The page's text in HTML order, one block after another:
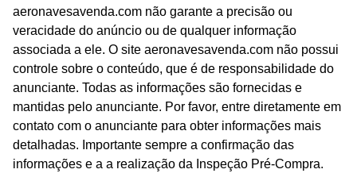
aeronavesavenda.com não garante a precisão ou
veracidade do anúncio ou de qualquer informação
associada a ele. O site aeronavesavenda.com não possui
controle sobre o conteúdo, que é de responsabilidade do
anunciante. Todas as informações são fornecidas e
mantidas pelo anunciante. Por favor, entre diretamente em
contato com o anunciante para obter informações mais
detalhadas. Importante sempre a confirmação das
informações e a a realização da Inspeção Pré-Compra.